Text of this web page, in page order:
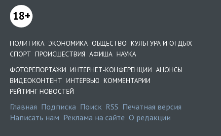
18+
ПОЛИТИКА ЭКОНОМИКА ОБЩЕСТВО КУЛЬТУРА И ОТДЫХ
СПОРТ ПРОИСШЕСТВИЯ АФИША НАУКА
ФОТОРЕПОРТАЖИ ИНТЕРНЕТ-КОНФЕРЕНЦИИ АНОНСЫ
ВИДЕОКОНТЕНТ ИНТЕРВЬЮ КОММЕНТАРИИ
РЕЙТИНГ НОВОСТЕЙ
Главная Подписка Поиск RSS Печатная версия
Написать нам Реклама на сайте О редакции